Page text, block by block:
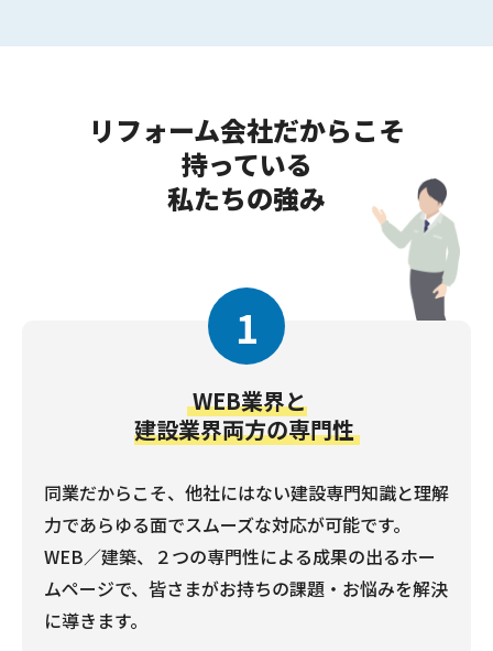
リフォーム会社だからこそ
持っている
私たちの強み
1
WEB業界と
建設業界両方の専門性
同業だからこそ、他社にはない建設専門知識と理解
力であらゆる面でスムーズな対応が可能です。
WEB／建築、２つの専門性による成果の出るホー
ムページで、皆さまがお持ちの課題・お悩みを解決
に導きます。